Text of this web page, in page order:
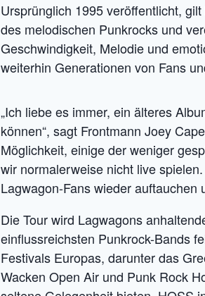
Ursprünglich 1995 veröffentlicht,
des melodischen Punkrocks und
Geschwindigkeit, Melodie und
weiterhin Generationen von Fans
„Ich liebe es immer, ein älteres
können“, sagt Frontmann Joey
Möglichkeit, einige der weniger
wir normalerweise nicht live
Lagwagon-Fans wieder auftauchen
Die Tour wird Lagwagons
einflussreichsten Punkrock-Bands
Festivals Europas, darunter das
Wacken Open Air und Punk Rock